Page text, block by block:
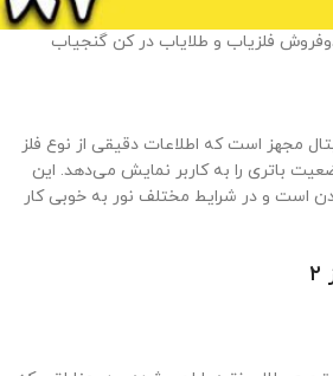
مجهز است که اطلاعات دقیقی از نوع فلز
باتری را به کاربر نمایش می‌دهد. این
است و در شرایط مختلف نور به خوبی کار